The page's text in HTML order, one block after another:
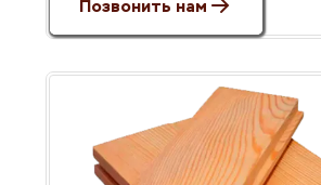
Позвонить нам